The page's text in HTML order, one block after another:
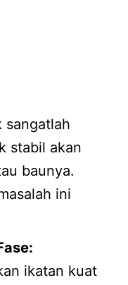
sangatlah
stabil akan
baunya.
ini
ikatan kuat